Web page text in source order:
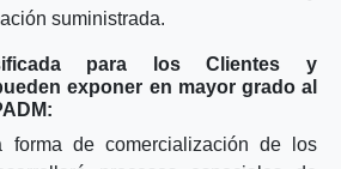
suministrada.
para los Clientes y
exponer en mayor grado al
forma de comercialización de los